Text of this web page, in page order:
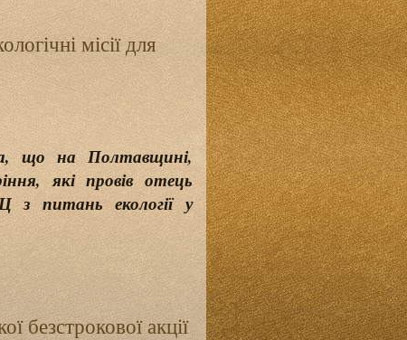
місії для
що на Полтавщині,
які провів отець
з питань екології у
безстрокової акції